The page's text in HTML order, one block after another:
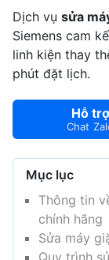
Dịch vụ sửa
Siemens cam
linh kiện thay
phút đặt lịch.
Hỗ trợ
Chat
Mục lục
Thông tin
chính hãng
Sửa máy